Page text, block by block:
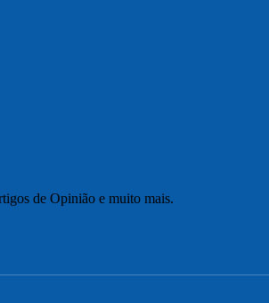
de Opinião e muito mais.